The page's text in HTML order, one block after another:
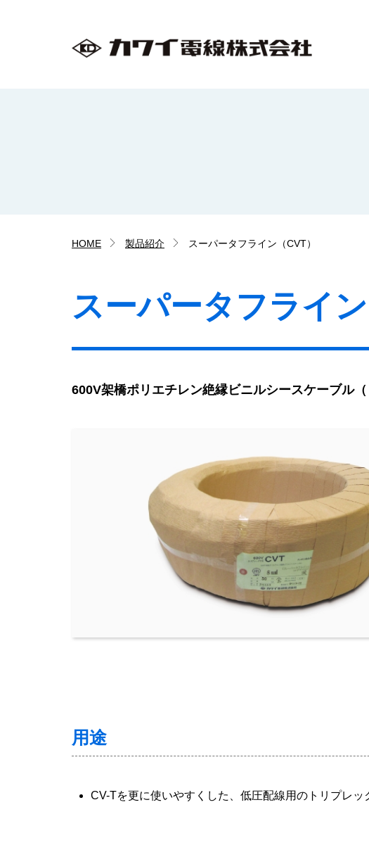
HOME 製品紹介 スーパータフライン（CVT）
スーパータフライン
600V架橋ポリエチレン絶縁ビニルシースケーブル（
用途
CV-Tを更に使いやすくした、低圧配線用のトリプレッ